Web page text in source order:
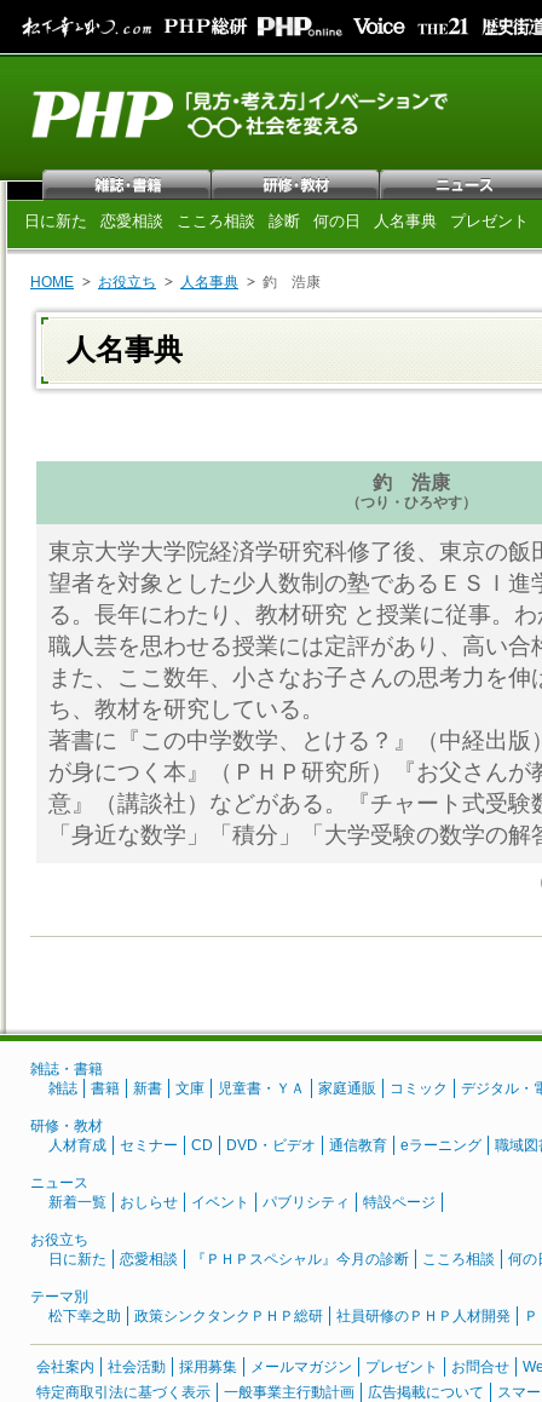
日に新た 恋愛相談 こころ相談 診断 何の日 人名事典 プレゼント
HOME お役立ち 人名事典 釣 浩康
人名事典
釣 浩康
（つり・ひろやす）
東京大学大学院経済学研究科修了後、東京の飯
望者を対象とした少人数制の塾であるＥＳＩ進
る。長年にわたり、教材研究 と授業に従事。
職人芸を思わせる授業には定評があり、高い合
また、ここ数年、小さなお子さんの思考力を伸
ち、教材を研究している。
著書に『この中学数学、とける？』（中経出版
が身につく本』（ＰＨＰ研究所）『お父さんが
意』（講談社）などがある。『チャート式受験
「身近な数学」「積分」「大学受験の数学の
雑誌・書籍
雑誌
書籍 新書 文庫 児童書・ＹＡ 家庭通販 コミック デジタル・
研修・教材
人材育成
セミナー CD DVD・ビデオ 通信教育 eラーニング 職域図
ニュース
新着一覧
おしらせ イベント パブリシティ 特設ページ
お役立ち
日に新た
恋愛相談 『ＰＨＰスペシャル』今月の診断 こころ相談 何の
テーマ別
松下幸之助
政策シンクタンクＰＨＰ総研 社員研修のＰＨＰ人材開発
会社案内 社会活動 採用募集 メールマガジン プレゼント お問合せ
特定商取引法に基づく表示
一般事業主行動計画 広告掲載について スマ